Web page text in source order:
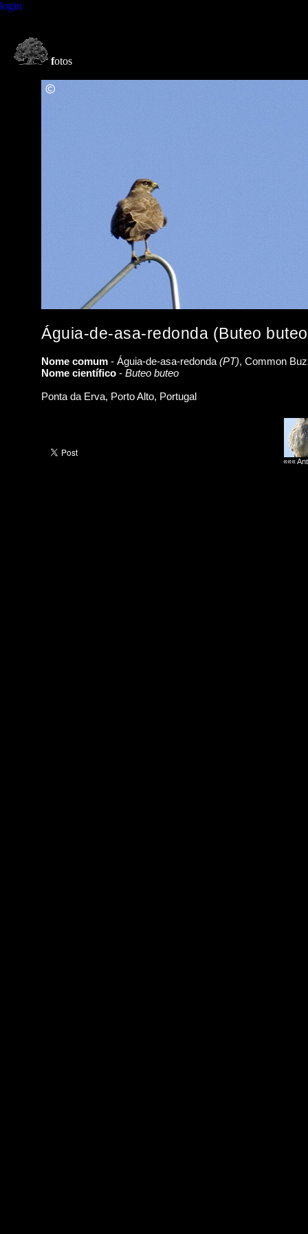
login
fotos
Águia-de-asa-redonda (Buteo
Nome comum - Águia-de-asa-redonda (PT), Common
Nome científico - Buteo buteo
Ponta da Erva, Porto Alto, Portugal
«««